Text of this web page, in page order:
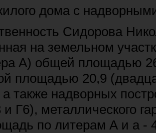
дома с
Сидорова
на земельном
А) общей площадью
площадью 20,9
также надворных
Г6), металлического
по литерам А и а -